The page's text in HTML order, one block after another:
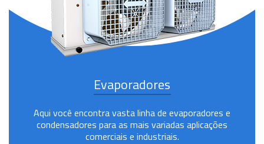
Evaporadores
Aqui você encontra vasta linha de evaporadores e
condensadores para as mais variadas aplicações
comerciais e industriais.